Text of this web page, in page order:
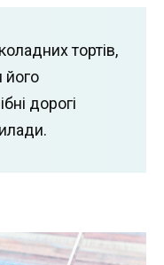
тортів,
його
дорогі